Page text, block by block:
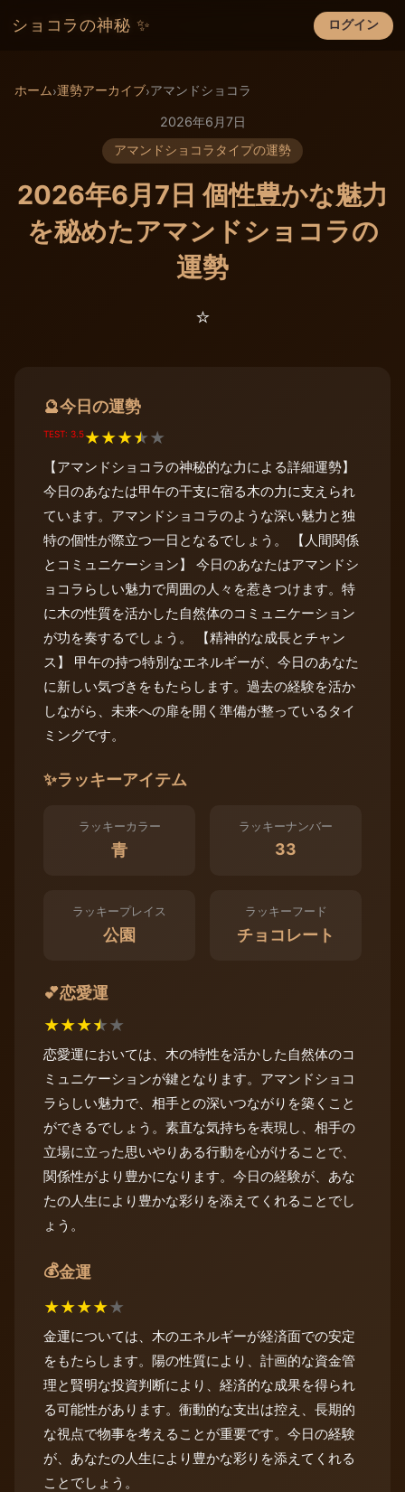
ショコラの神秘 ✨ ログイン
×
ホーム›運勢アーカイブ›アマンドショコラ
2026年6月7日
アマンドショコラタイプの運勢
2026年6月7日 個性豊かな魅力
を秘めたアマンドショコラの
運勢
⭐️
🔮今日の運勢
TEST: 3.5★★★★★
【アマンドショコラの神秘的な力による詳細運勢】
今日のあなたは甲午の干支に宿る木の力に支えられ
ています。アマンドショコラのような深い魅力と独
特の個性が際立つ一日となるでしょう。 【人間関係
とコミュニケーション】 今日のあなたはアマンドシ
ョコラらしい魅力で周囲の人々を惹きつけます。特
に木の性質を活かした自然体のコミュニケーション
が功を奏するでしょう。 【精神的な成長とチャン
ス】 甲午の持つ特別なエネルギーが、今日のあなた
に新しい気づきをもたらします。過去の経験を活か
しながら、未来への扉を開く準備が整っているタイ
ミングです。
✨ラッキーアイテム
ラッキーカラー
青
ラッキーナンバー
33
ラッキープレイス
公園
ラッキーフード
チョコレート
💕恋愛運
★★★★★
恋愛運においては、木の特性を活かした自然体のコ
ミュニケーションが鍵となります。アマンドショコ
ラらしい魅力で、相手との深いつながりを築くこと
ができるでしょう。素直な気持ちを表現し、相手の
立場に立った思いやりある行動を心がけることで、
関係性がより豊かになります。今日の経験が、あな
たの人生により豊かな彩りを添えてくれることでし
ょう。
💰金運
★★★★★
金運については、木のエネルギーが経済面での安定
をもたらします。陽の性質により、計画的な資金管
理と賢明な投資判断により、経済的な成果を得られ
る可能性があります。衝動的な支出は控え、長期的
な視点で物事を考えることが重要です。今日の経験
が、あなたの人生により豊かな彩りを添えてくれる
ことでしょう。